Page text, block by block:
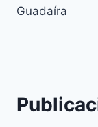
entradas
Guadaíra